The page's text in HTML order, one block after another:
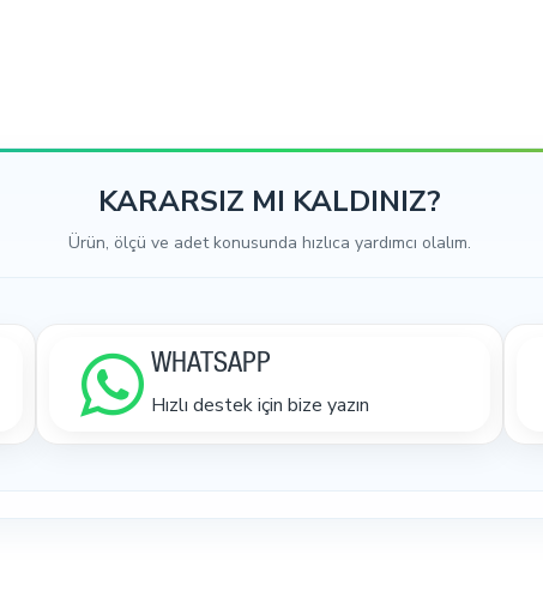
KARARSIZ MI KALDINIZ?
Ürün, ölçü ve adet konusunda hızlıca yardımcı olalım.
WHATSAPP
Hızlı destek için bize yazın